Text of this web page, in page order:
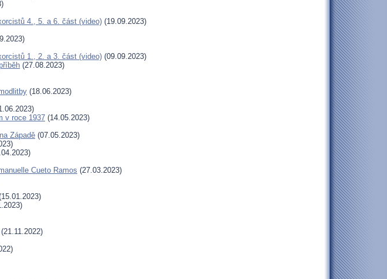
4., 5. a 6. část (video) (19.09.2023)
1., 2. a 3. část (video) (09.09.2023)
(27.08.2023)
(18.06.2023)
v roce 1937 (14.05.2023)
Západě (07.05.2023)
Cueto Ramos (27.03.2023)
(21.11.2022)